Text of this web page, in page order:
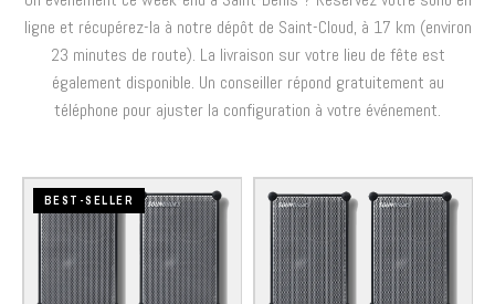
ligne et récupérez-la à notre dépôt de Saint-Cloud, à 17 km (environ
23 minutes de route). La livraison sur votre lieu de fête est
également disponible. Un conseiller répond gratuitement au
téléphone pour ajuster la configuration à votre événement.
BEST-SELLER